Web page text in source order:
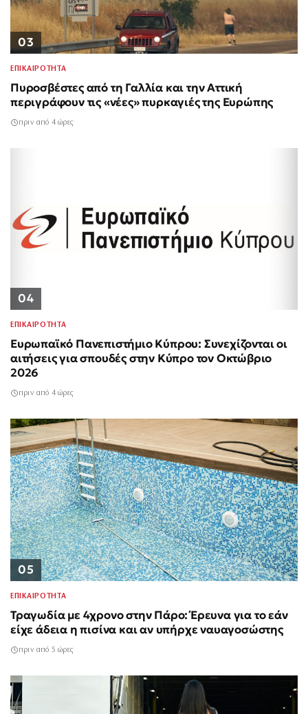
03
ΕΠΙΚΑΙΡΟΤΗΤΑ
Πυροσβέστες από τη Γαλλία και την Αττική
περιγράφουν τις «νέες» πυρκαγιές της Ευρώπης
πριν από 4 ώρες
04
ΕΠΙΚΑΙΡΟΤΗΤΑ
Ευρωπαϊκό Πανεπιστήμιο Κύπρου: Συνεχίζονται οι
αιτήσεις για σπουδές στην Κύπρο τον Οκτώβριο
2026
πριν από 4 ώρες
05
ΕΠΙΚΑΙΡΟΤΗΤΑ
Τραγωδία με 4χρονο στην Πάρο: Έρευνα για το εάν
είχε άδεια η πισίνα και αν υπήρχε ναυαγοσώστης
πριν από 5 ώρες